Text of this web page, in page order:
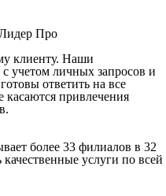
Про
клиенту. Наши
учетом личных запросов и
ответить на все
касаются привлечения
более 33 филиалов в 32
качественные услуги по всей